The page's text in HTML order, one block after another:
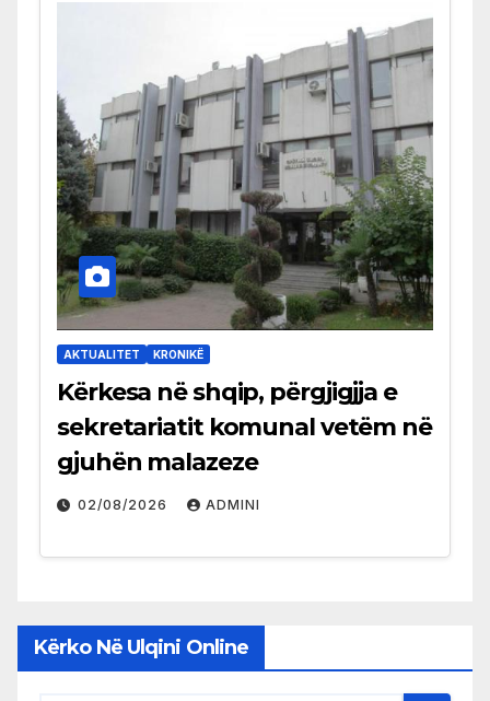
AKTUALITET KRONIKË
Kërkesa në shqip, përgjigjja e
sekretariatit komunal vetëm në
gjuhën malazeze
02/08/2026 ADMINI
Kërko Në Ulqini Online